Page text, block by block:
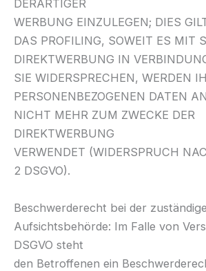
DERARTIGER
WERBUNG EINZULEGEN; DIES
DAS PROFILING, SOWEIT ES MIT
DIREKTWERBUNG IN
SIE WIDERSPRECHEN, WERDEN
PERSONENBEZOGENEN DATEN
NICHT MEHR ZUM ZWECKE DER
DIREKTWERBUNG
VERWENDET (WIDERSPRUCH
2 DSGVO).
Beschwerderecht bei der
Aufsichtsbehörde: Im Falle von
DSGVO steht
den Betroffenen ein